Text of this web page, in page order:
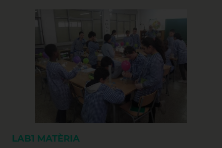
LAB1 MATÈRIA